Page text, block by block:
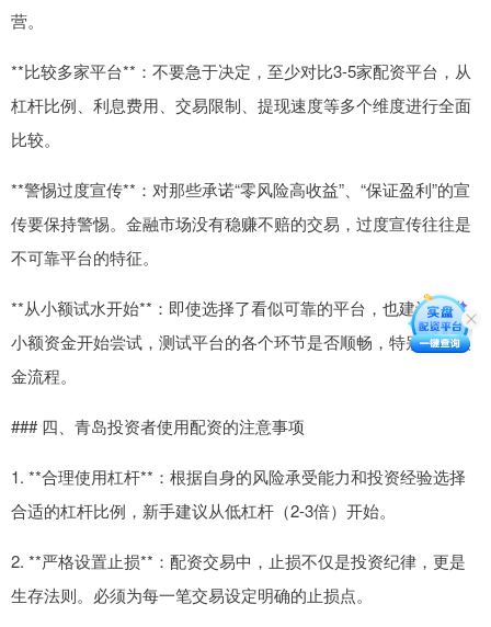
营。
**比较多家平台**：不要急于决定，至少对比3-5家配资平台，从
杠杆比例、利息费用、交易限制、提现速度等多个维度进行全面
比较。
**警惕过度宣传**：对那些承诺“零风险高收益”、“保证盈利”的宣
传要保持警惕。金融市场没有稳赚不赔的交易，过度宣传往往是
不可靠平台的特征。
**从小额试水开始**：即使选择了看似可靠的平台，也建议先从
小额资金开始尝试，测试平台的各个环节是否顺畅，特别是出入
金流程。
### 四、青岛投资者使用配资的注意事项
1. **合理使用杠杆**：根据自身的风险承受能力和投资经验选择
合适的杠杆比例，新手建议从低杠杆（2-3倍）开始。
2. **严格设置止损**：配资交易中，止损不仅是投资纪律，更是
生存法则。必须为每一笔交易设定明确的止损点。